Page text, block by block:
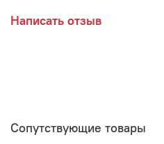
Написать отзыв
Сопутствующие товары